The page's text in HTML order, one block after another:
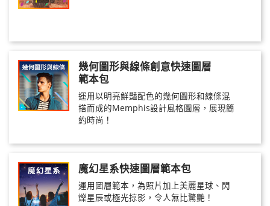
幾何圖形與線條創意快速圖層
範本包
運用以明亮鮮豔配色的幾何圖形和線條混
搭而成的Memphis設計風格圖層，展現簡
約時尚！
魔幻星系快速圖層範本包
運用圖層範本，為照片加上美麗星球、閃
爍星辰或極光掠影，令人無比驚艷！